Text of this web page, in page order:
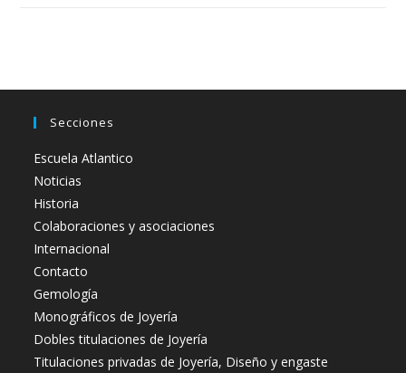
Secciones
Escuela Atlantico
Noticias
Historia
Colaboraciones y asociaciones
Internacional
Contacto
Gemología
Monográficos de Joyería
Dobles titulaciones de Joyería
Titulaciones privadas de Joyería, Diseño y engaste